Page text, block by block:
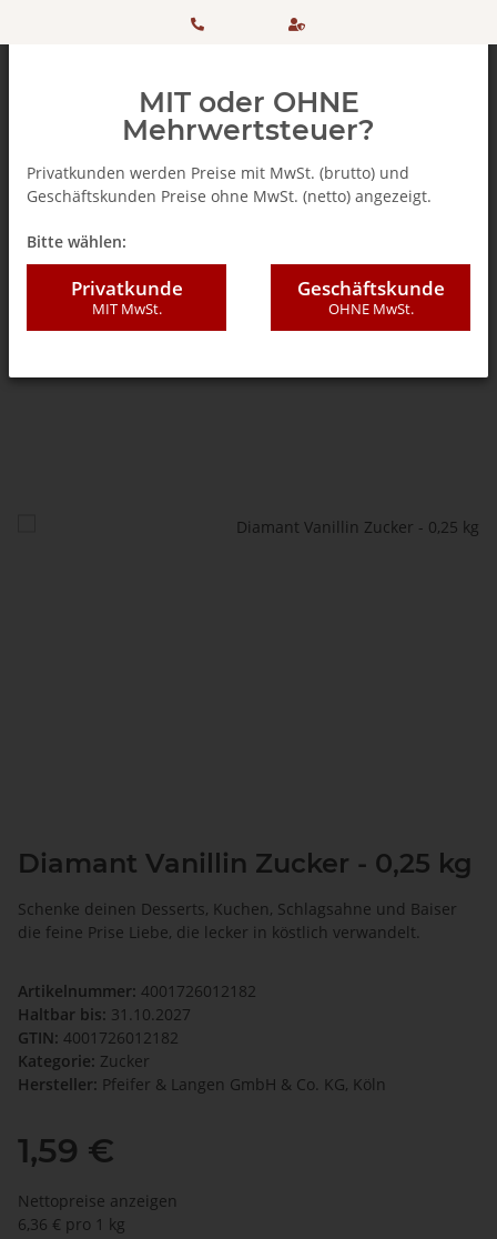
+ 49
506 98
einkaufen
SSL
Diamant Vanillin Zucker - 0,25 kg
Schenke deinen Desserts, Kuchen, Schlagsahne und Baiser
die feine Prise Liebe, die lecker in köstlich verwandelt.
Artikelnummer: 4001726012182
Haltbar bis: 31.10.2027
GTIN: 4001726012182
Kategorie: Zucker
Hersteller: Pfeifer & Langen GmbH & Co. KG, Köln
1,59 €
Nettopreise anzeigen
6,36 € pro 1 kg
MIT oder OHNE
Mehrwertsteuer?
Privatkunden werden Preise mit MwSt. (brutto) und
Geschäftskunden Preise ohne MwSt. (netto) angezeigt.
Bitte wählen:
Privatkunde
MIT MwSt.
Geschäftskunde
OHNE MwSt.